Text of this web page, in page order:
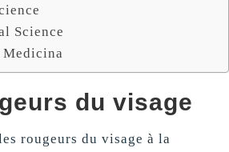
Science
du visage
rougeurs du visage à la